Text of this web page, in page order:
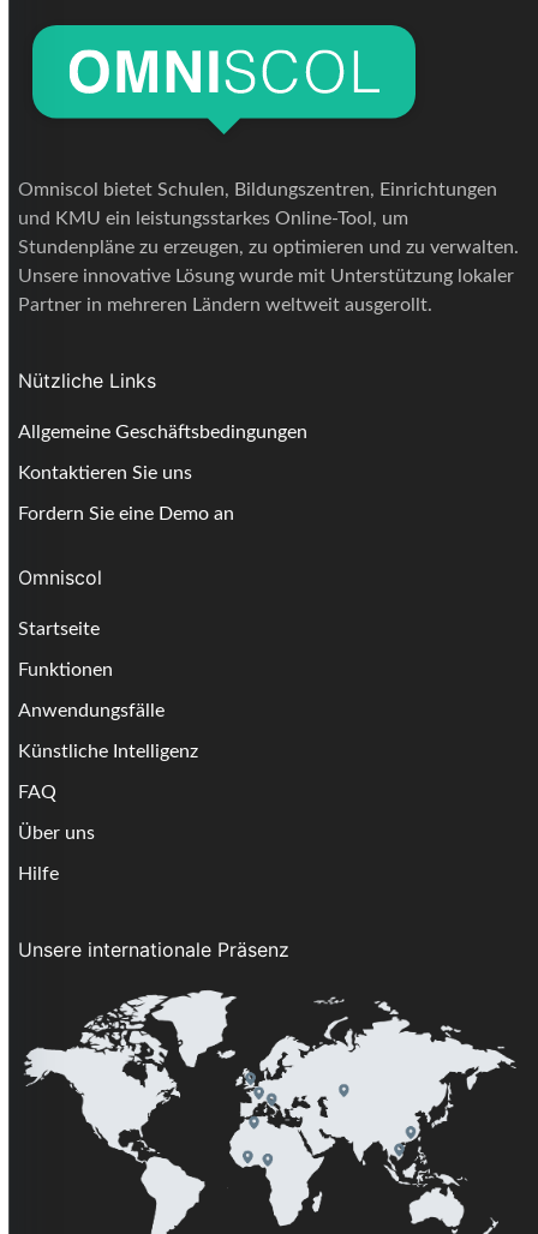
Omniscol bietet Schulen, Bildungszentren, Einrichtungen
und KMU ein leistungsstarkes Online-Tool, um
Stundenpläne zu erzeugen, zu optimieren und zu verwalten.
Unsere innovative Lösung wurde mit Unterstützung lokaler
Partner in mehreren Ländern weltweit ausgerollt.
Nützliche Links
Allgemeine Geschäftsbedingungen
Kontaktieren Sie uns
Fordern Sie eine Demo an
Omniscol
Startseite
Funktionen
Anwendungsfälle
Künstliche Intelligenz
FAQ
Über uns
Hilfe
Unsere internationale Präsenz